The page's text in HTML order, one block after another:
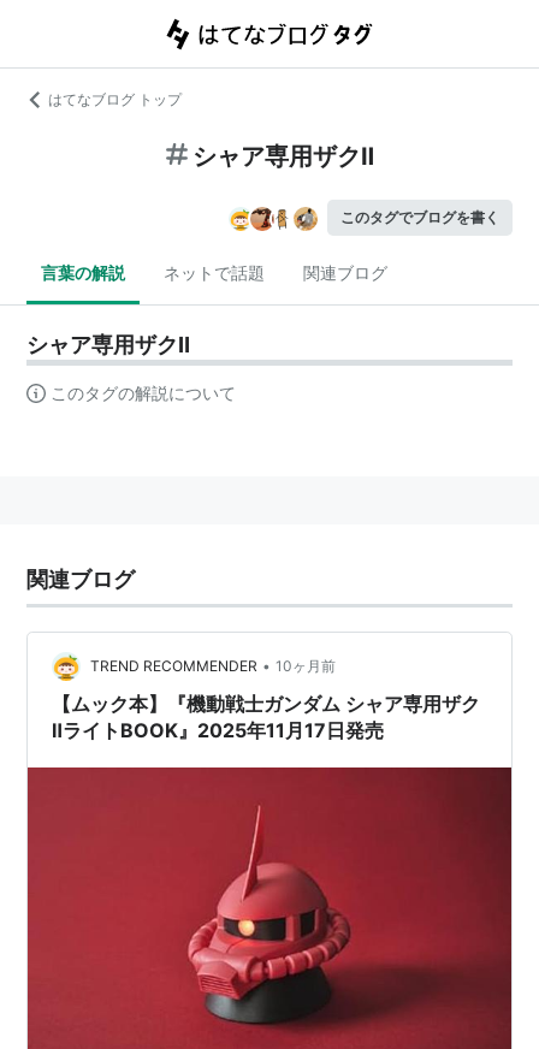
はてなブログ トップ
シャア専用ザクⅡ
このタグでブログを書く
言葉の解説 ネットで話題 関連ブログ
シャア専用ザクⅡ
このタグの解説について
関連ブログ
TREND RECOMMENDER • 10ヶ月前
【ムック本】『機動戦士ガンダム シャア専用ザク
ⅡライトBOOK』2025年11月17日発売